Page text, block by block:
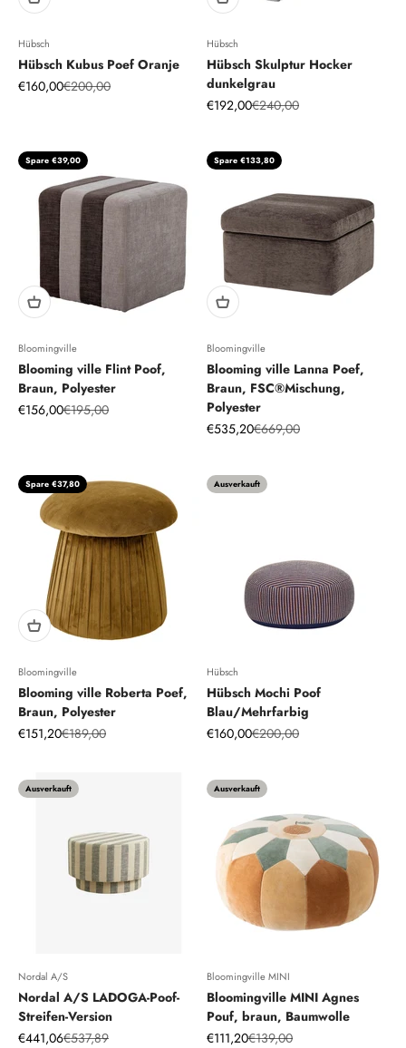
Hübsch
Hübsch Kubus Poef Oranje
Angebot
€160,00Regulärer Preis
€200,00
Hübsch
Hübsch Skulptur Hocker
dunkelgrau
Angebot
€192,00Regulärer Preis
€240,00
Spare €39,00
Bloomingville
Blooming ville Flint Poof,
Braun, Polyester
Angebot
€156,00Regulärer Preis
€195,00
Spare €133,80
Bloomingville
Blooming ville Lanna Poef,
Braun, FSC®Mischung,
Polyester
Angebot
€535,20Regulärer Preis
€669,00
Spare €37,80
Bloomingville
Blooming ville Roberta Poef,
Braun, Polyester
Angebot
€151,20Regulärer Preis
€189,00
Ausverkauft
Hübsch
Hübsch Mochi Poof
Blau/Mehrfarbig
Angebot
€160,00Regulärer Preis
€200,00
Ausverkauft
Nordal A/S
Nordal A/S LADOGA-Poof-
Streifen-Version
Angebot
€441,06Regulärer Preis
€537,89
Ausverkauft
Bloomingville MINI
Bloomingville MINI Agnes
Pouf, braun, Baumwolle
Angebot
€111,20Regulärer Preis
€139,00